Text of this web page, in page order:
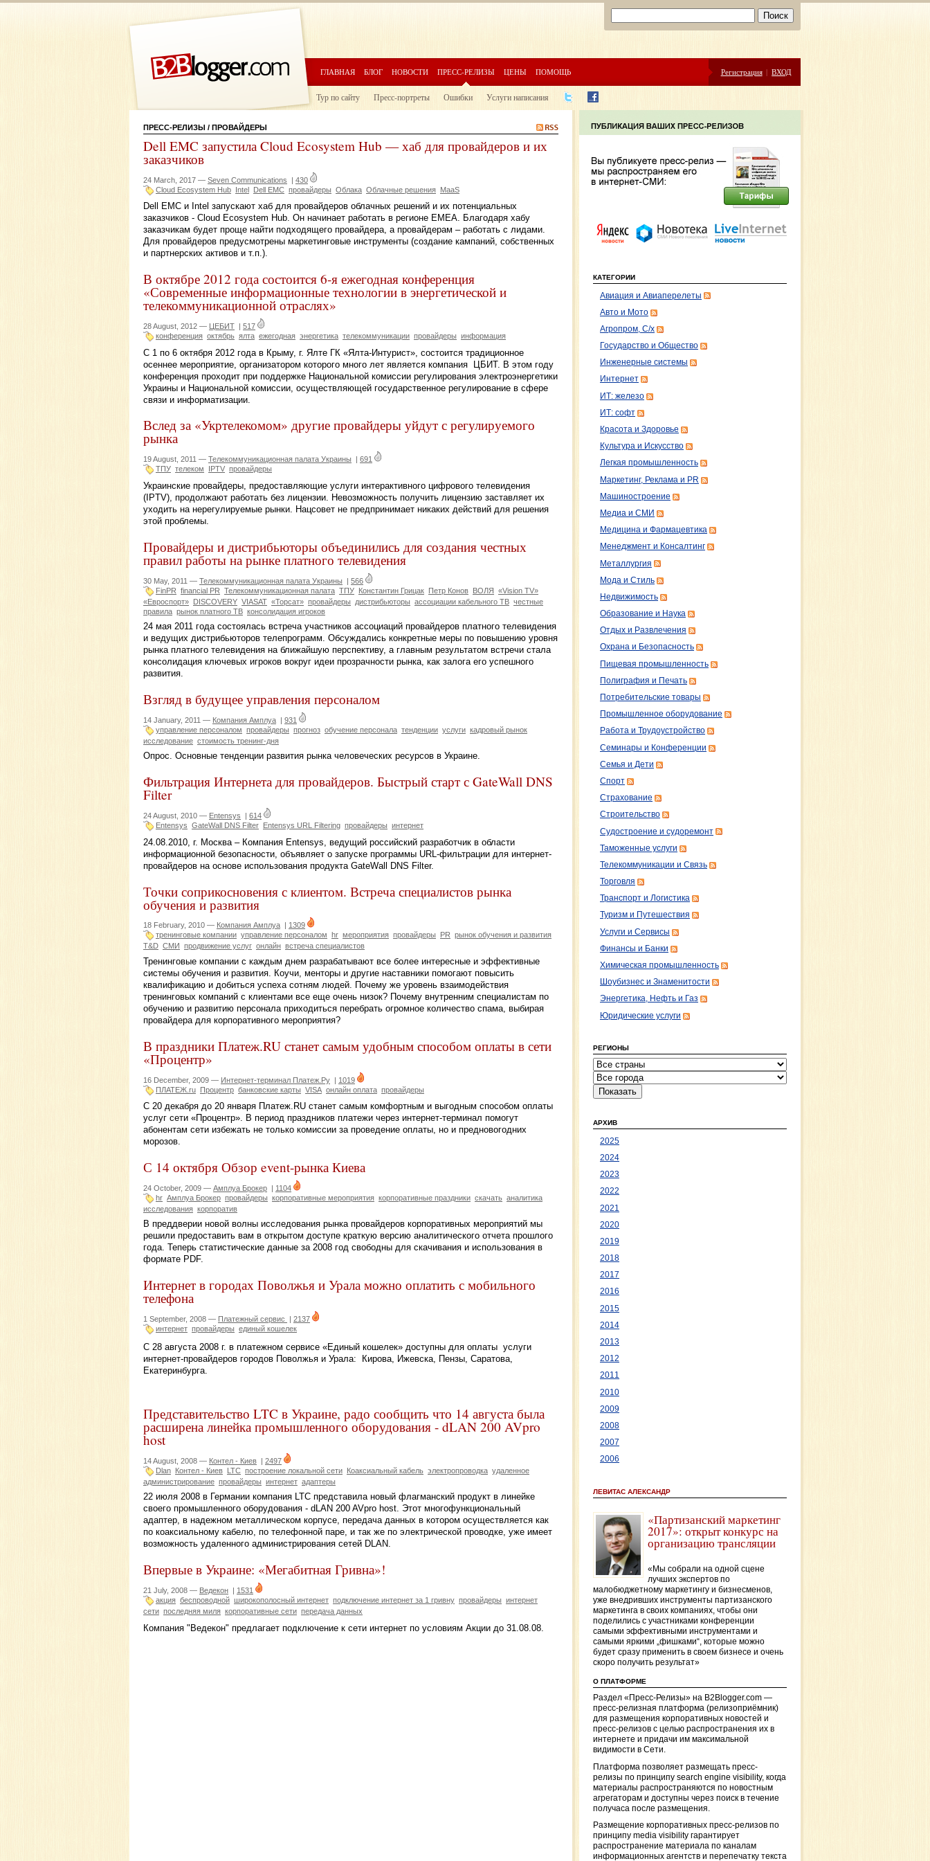
ГЛАВНАЯ БЛОГ НОВОСТИ ПРЕСС-РЕЛИЗЫ ЦЕНЫ ПОМОЩЬ Регистрация | ВХОД
Тур по сайту Пресс-портреты Ошибки Услуги написания
ПРЕСС-РЕЛИЗЫ / ПРОВАЙДЕРЫ
Dell EMC запустила Cloud Ecosystem Hub — хаб для провайдеров и их
заказчиков
24 March, 2017 — Seven Communications | 430
Cloud Ecosystem Hub Intel Dell EMC провайдеры Облака Облачные решения MaaS
Dell EMC и Intel запускают хаб для провайдеров облачных решений и их потенциальных
заказчиков - Cloud Ecosystem Hub. Он начинает работать в регионе EMEA. Благодаря хабу
заказчикам будет проще найти подходящего провайдера, а провайдерам – работать с лидами.
Для провайдеров предусмотрены маркетинговые инструменты (создание кампаний, собственных
и партнерских активов и т.п.).
В октябре 2012 года состоится 6-я ежегодная конференция
«Современные информационные технологии в энергетической и
телекоммуникационной отраслях»
28 August, 2012 — ЦЕБИТ | 517
конференция октябрь ялта ежегодная энергетика телекоммуникации провайдеры информация
С 1 по 6 октября 2012 года в Крыму, г. Ялте ГК «Ялта-Интурист», состоится традиционное
осеннее мероприятие, организатором которого много лет является компания ЦБИТ. В этом году
конференция проходит при поддержке Национальной комиссии регулирования электроэнергетики
Украины и Национальной комиссии, осуществляющей государственное регулирование в сфере
связи и информатизации.
Вслед за «Укртелекомом» другие провайдеры уйдут с регулируемого
рынка
19 August, 2011 — Телекоммуникационная палата Украины
691
ТПУ телеком IPTV провайдеры
Украинские провайдеры, предоставляющие услуги интерактивного цифрового телевидения
(IPTV), продолжают работать без лицензии. Невозможность получить лицензию заставляет их
уходить на нерегулируемые рынки. Нацсовет не предпринимает никаких действий для решения
этой проблемы.
Провайдеры и дистрибьюторы объединились для создания честных
правил работы на рынке платного телевидения
30 May, 2011 — Телекоммуникационная палата Украины | 566
FinPR financial PR Телекоммуникационная палата ТПУ Константин Грицак Петр Конов ВОЛЯ «Vision TV»
«Евроспорт» DISCOVERY VIASAT «Торсат» провайдеры дистрибьюторы ассоциации кабельного ТВ честные
правила рынок платного ТВ консолидация игроков
24 мая 2011 года состоялась встреча участников ассоциаций провайдеров платного телевидения
и ведущих дистрибьюторов телепрограмм. Обсуждались конкретные меры по повышению уровня
рынка платного телевидения на ближайшую перспективу, а главным результатом встречи стала
консолидация ключевых игроков вокруг идеи прозрачности рынка, как залога его успешного
развития.
Взгляд в будущее управления персоналом
14 January, 2011 — Компания Амплуа | 931
управление персоналом провайдеры прогноз обучение персонала тенденции услуги кадровый рынок
исследование стоимость тренинг-дня
Опрос. Основные тенденции развития рынка человеческих ресурсов в Украине.
Фильтрация Интернета для провайдеров. Быстрый старт с GateWall DNS
Filter
24 August, 2010 — Entensys | 614
Entensys GateWall DNS Filter Entensys URL Filtering провайдеры интернет
24.08.2010, г. Москва – Компания Entensys, ведущий российский разработчик в области
информационной безопасности, объявляет о запуске программы URL-фильтрации для интернет-
провайдеров на основе использования продукта GateWall DNS Filter.
Точки соприкосновения с клиентом. Встреча специалистов рынка
обучения и развития
18 February, 2010 — Компания Амплуа
1309
тренинговые компании управление персоналом hr мероприятия провайдеры PR рынок обучения и развития
T&D СМИ продвижение услуг онлайн встреча специалистов
Тренинговые компании с каждым днем разрабатывают все более интересные и эффективные
системы обучения и развития. Коучи, менторы и другие наставники помогают повысить
квалификацию и добиться успеха сотням людей. Почему же уровень взаимодействия
тренинговых компаний с клиентами все еще очень низок? Почему внутренним специалистам по
обучению и развитию персонала приходиться перебрать огромное количество спама, выбирая
провайдера для корпоративного мероприятия?
В праздники Платеж.RU станет самым удобным способом оплаты в сети
«Процентр»
16 December, 2009 — Интернет-терминал Платеж.Ру | 1019
ПЛАТЕЖ.ru Процентр банковские карты VISA онлайн оплата провайдеры
С 20 декабря до 20 января Платеж.RU станет самым комфортным и выгодным способом оплаты
услуг сети «Процентр». В период праздников платежи через интернет-терминал помогут
абонентам сети избежать не только комиссии за проведение оплаты, но и предновогодних
морозов.
С 14 октября Обзор event-рынка Киева
24 October, 2009 — Амплуа Брокер | 1104
hr Амплуа Брокер провайдеры корпоративные мероприятия корпоративные праздники скачать аналитика
исследования корпоратив
В преддверии новой волны исследования рынка провайдеров корпоративных мероприятий мы
решили предоставить вам в открытом доступе краткую версию аналитического отчета прошлого
года. Теперь статистические данные за 2008 год свободны для скачивания и использования в
формате PDF.
Интернет в городах Поволжья и Урала можно оплатить с мобильного
телефона
1 September, 2008 — Платежный сервис | 2137
интернет провайдеры единый кошелек
С 28 августа 2008 г. в платежном сервисе «Единый кошелек» доступны для оплаты услуги
интернет-провайдеров городов Поволжья и Урала: Кирова, Ижевска, Пензы, Саратова,
Екатеринбурга.
Представительство LTC в Украине, радо сообщить что 14 августа была
расширена линейка промышленного оборудования - dLAN 200 AVpro
host
14 August, 2008 — Контел - Киев | 2497
Dlan Контел - Киев LTC построение локальной сети Коаксиальный кабель электропроводка удаленное
администрирование провайдеры интернет адаптеры
22 июля 2008 в Германии компания LTC представила новый флагманский продукт в линейке
своего промышленного оборудования - dLAN 200 AVpro host. Этот многофункциональный
адаптер, в надежном металлическом корпусе, передача данных в котором осуществляется как
по коаксиальному кабелю, по телефонной паре, и так же по электрической проводке, уже имеет
возможность удаленного администрирования сетей DLAN.
Впервые в Украине: «Мегабитная Гривна»!
21 July, 2008 — Ведекон | 1531
акция беспроводной широкополосный интернет подключение интернет за 1 гривну провайдеры интернет
сети последняя миля корпоративные сети передача данных
Компания "Ведекон" предлагает подключение к сети интернет по условиям Акции до 31.08.08.
КАТЕГОРИИ
Авиация и Авиаперелеты
Авто и Мото
Агропром, С/х
Государство и Общество
Инженерные системы
Интернет
ИТ: железо
ИТ: софт
Красота и Здоровье
Культура и Искусство
Легкая промышленность
Маркетинг, Реклама и PR
Машиностроение
Медиа и СМИ
Медицина и Фармацевтика
Менеджмент и Консалтинг
Металлургия
Мода и Стиль
Недвижимость
Образование и Наука
Отдых и Развлечения
Охрана и Безопасность
Пищевая промышленность
Полиграфия и Печать
Потребительские товары
Промышленное оборудование
Работа и Трудоустройство
Семинары и Конференции
Семья и Дети
Спорт
Страхование
Строительство
Судостроение и судоремонт
Таможенные услуги
Телекоммуникации и Связь
Торговля
Транспорт и Логистика
Туризм и Путешествия
Услуги и Сервисы
Финансы и Банки
Химическая промышленность
Шоубизнес и Знаменитости
Энергетика, Нефть и Газ
Юридические услуги
РЕГИОНЫ
АРХИВ
2025
2024
2023
2022
2021
2020
2019
2018
2017
2016
2015
2014
2013
2012
2011
2010
2009
2008
2007
2006
ЛЕВИТАС АЛЕКСАНДР
«Партизанский маркетинг
2017»: открыт конкурс на
организацию трансляции
«Мы собрали на одной сцене
лучших экспертов по
малобюджетному маркетингу и бизнесменов,
уже внедривших инструменты партизанского
маркетинга в своих компаниях, чтобы они
поделились с участниками конференции
самыми эффективными инструментами и
самыми яркими „фишками“, которые можно
будет сразу применить в своем бизнесе и очень
скоро получить результат»
О ПЛАТФОРМЕ
Раздел «Пресс-Релизы» на B2Blogger.com —
пресс-релизная платформа (релизоприёмник)
для размещения корпоративных новостей и
пресс-релизов с целью распространения их в
интернете и придачи им максимальной
видимости в Сети.
Платформа позволяет размещать пресс-
релизы по принципу search engine visibility, когда
материалы распространяются по новостным
агрегаторам и доступны через поиск в течение
получаса после размещения.
Размещение корпоративных пресс-релизов по
принципу media visibility гарантирует
распространение материала по каналам
информационных агентств и перепечатку текста